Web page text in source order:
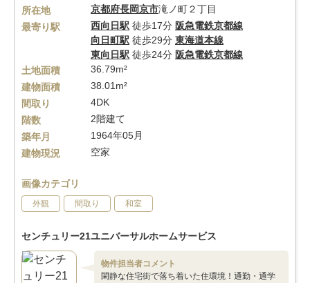
所在地 京都府長岡京市滝ノ町２丁目
最寄り駅
西向日駅 徒歩17分 阪急電鉄京都線
向日町駅 徒歩29分 東海道本線
東向日駅 徒歩24分 阪急電鉄京都線
土地面積
36.79m²
建物面積
38.01m²
間取り
4DK
階数
2階建て
築年月
1964年05月
建物現況
空家
画像カテゴリ
外観 間取り 和室
センチュリー21ユニバーサルホームサービス
物件担当者コメント
閑静な住宅街で落ち着いた住環境！通勤・通学